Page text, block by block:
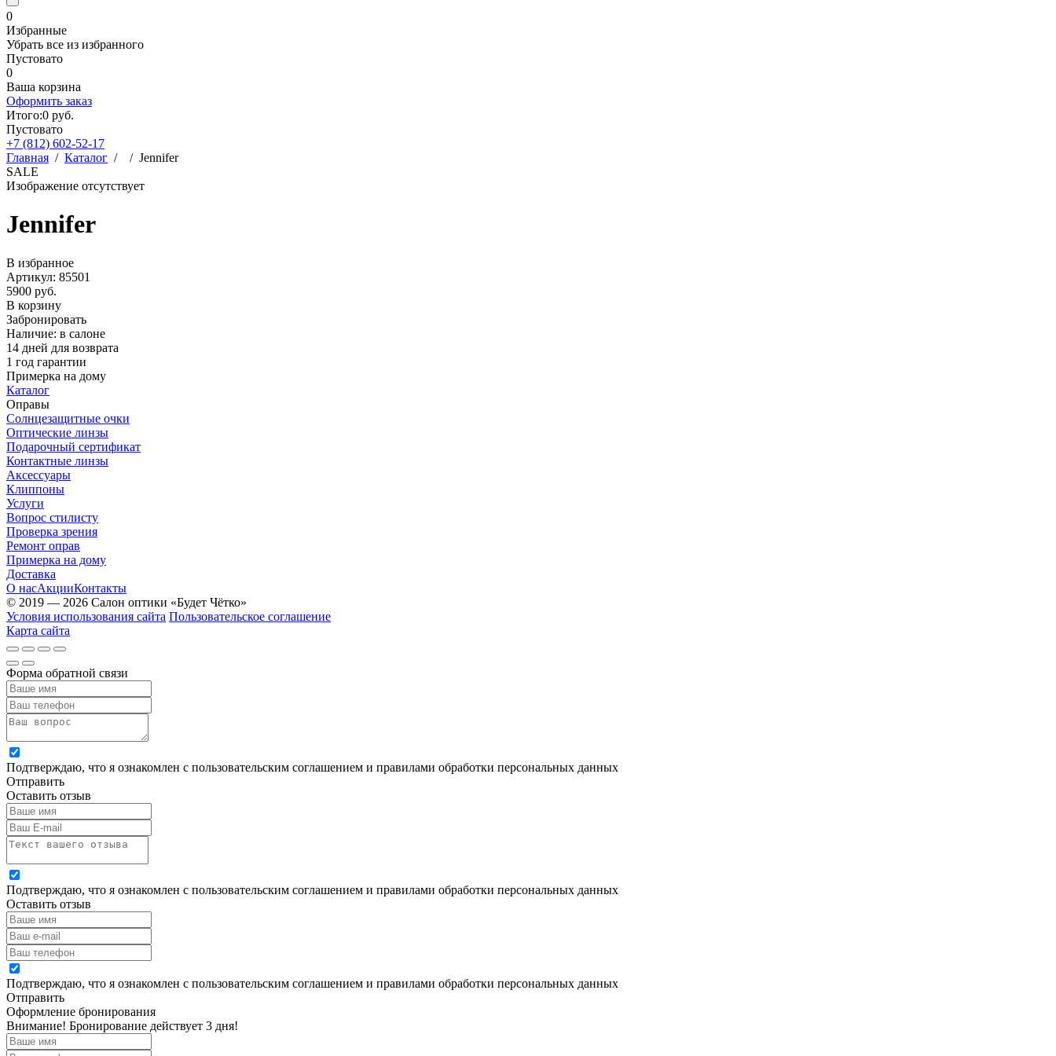
0
Избранные
Убрать все из избранного
Пустовато
0
Ваша корзина
Оформить заказ
Итого:0 руб.
Пустовато
+7 (812) 602-52-17
Главная / Каталог / / Jennifer
SALE
Изображение отсутствует
Jennifer
В избранное
Артикул: 85501
5900 руб.
В корзину
Забронировать
Наличие: в салоне
14 дней для возврата
1 год гарантии
Примерка на дому
Каталог
Оправы
Солнцезащитные очки
Оптические линзы
Подарочный сертификат
Контактные линзы
Аксессуары
Клиппоны
Услуги
Вопрос стилисту
Проверка зрения
Ремонт оправ
Примерка на дому
Доставка
О насАкцииКонтакты
© 2019 — 2026 Салон оптики «Будет Чётко»
Условия использования сайта Пользовательское соглашение
Карта сайта
Форма обратной связи
Подтверждаю, что я ознакомлен с пользовательским соглашением и правилами обработки персональных данных
Отправить
Оставить отзыв
Подтверждаю, что я ознакомлен с пользовательским соглашением и правилами обработки персональных данных
Оставить отзыв
Подтверждаю, что я ознакомлен с пользовательским соглашением и правилами обработки персональных данных
Отправить
Оформление бронирования
Внимание! Бронирование действует 3 дня!